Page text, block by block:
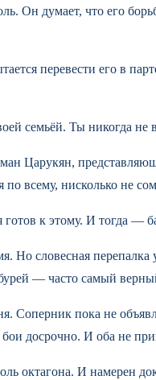
Он думает, что его
перевести его в
семьёй. Ты никогда
Царукян,
всему, нисколько не
готов к этому. И тогда
Но словесная
— часто самый
пока не
досрочно. И оба не
октагона. И намерен